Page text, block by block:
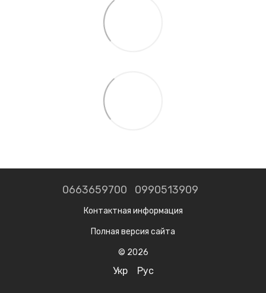
0663659700 0990513909
Контактная информация
Полная версия сайта
© 2026
Укр Рус